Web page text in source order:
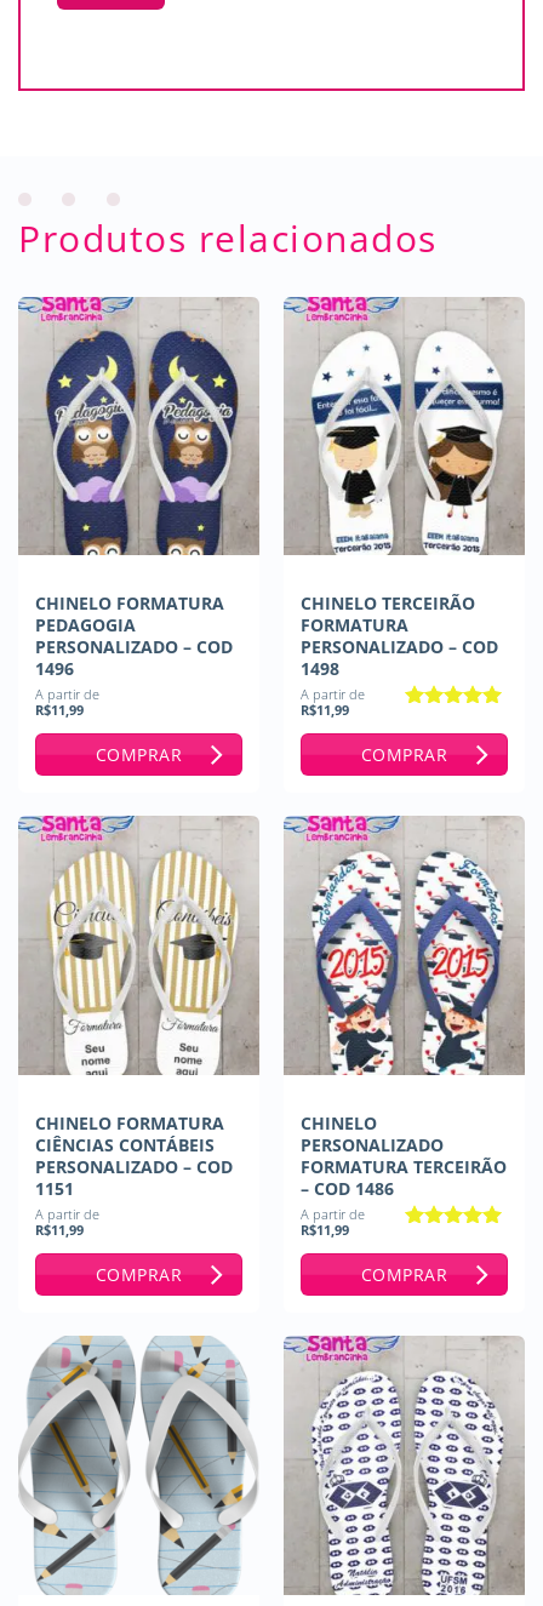
Produtos relacionados
CHINELO FORMATURA
PEDAGOGIA
PERSONALIZADO – COD
1496
A partir de
R$11,99
COMPRAR
CHINELO TERCEIRÃO
FORMATURA
PERSONALIZADO – COD
1498
A partir de
R$11,99
COMPRAR
CHINELO FORMATURA
CIÊNCIAS CONTÁBEIS
PERSONALIZADO – COD
1151
A partir de
R$11,99
COMPRAR
CHINELO
PERSONALIZADO
FORMATURA TERCEIRÃO
– COD 1486
A partir de
R$11,99
COMPRAR